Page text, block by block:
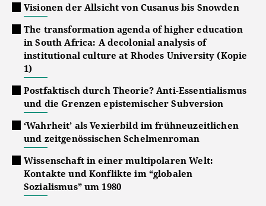
Visionen der Allsicht von Cusanus bis Snowden
The transformation agenda of higher education
in South Africa: A decolonial analysis of
institutional culture at Rhodes University (Kopie
1)
Postfaktisch durch Theorie? Anti-Essentialismus
und die Grenzen epistemischer Subversion
‘Wahrheit’ als Vexierbild im frühneuzeitlichen
und zeitgenössischen Schelmenroman
Wissenschaft in einer multipolaren Welt:
Kontakte und Konflikte im “globalen
Sozialismus” um 1980